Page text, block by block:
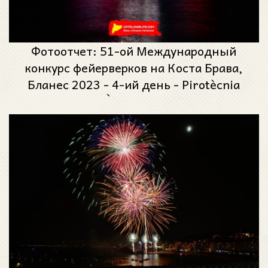
Фотоотчет: 51-ой Международный
конкурс фейерверков на Коста Брава,
Бланес 2023 - 4-ий день - Pirotècnia
Mille et Une Ètoiles из Перпиньяна